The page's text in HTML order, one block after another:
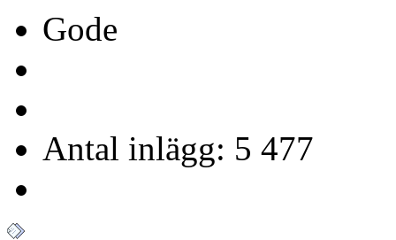
Gode
Antal inlägg: 5 477